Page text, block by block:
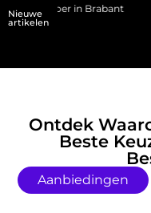
Nieuwe
artikelen
in Brabant Kies de
Ontdek
Beste
Aanbiedingen